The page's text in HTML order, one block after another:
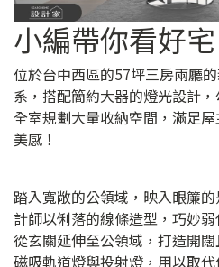
小編帶你看好宅
位於台中西區的57坪三房兩廳
系，搭配簡約大器的燈光設計
全室規劃大量收納空間，滿足
美感！
踏入寬敞的公領域，映入眼簾
計師以俐落的線條造型，巧妙
從玄關延伸至公領域，打造開
磁吸軌道燈與投射燈，用以取